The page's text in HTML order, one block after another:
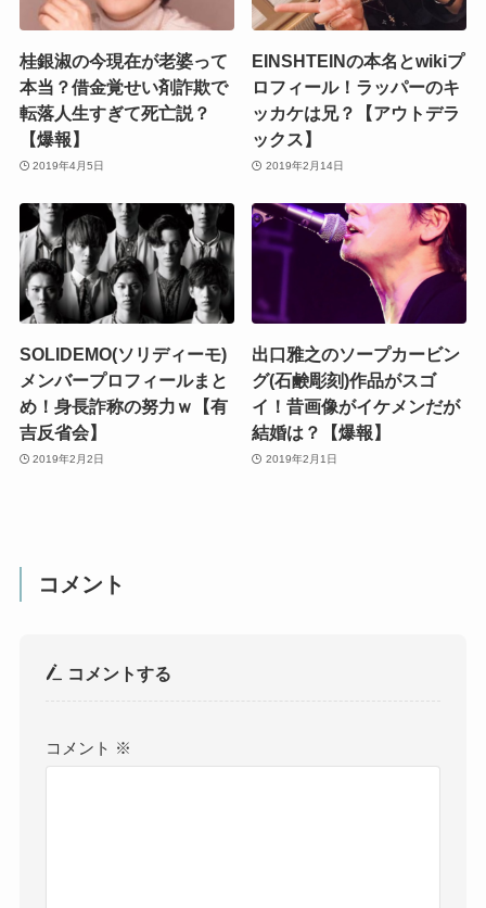
桂銀淑の今現在が老婆って
本当？借金覚せい剤詐欺で
転落人生すぎて死亡説？
【爆報】
2019年4月5日
EINSHTEINの本名とwikiプ
ロフィール！ラッパーのキ
ッカケは兄？【アウトデラ
ックス】
2019年2月14日
SOLIDEMO(ソリディーモ)
メンバープロフィールまと
め！身長詐称の努力ｗ【有
吉反省会】
2019年2月2日
出口雅之のソープカービン
グ(石鹸彫刻)作品がスゴ
イ！昔画像がイケメンだが
結婚は？【爆報】
2019年2月1日
コメント
コメントする
コメント ※